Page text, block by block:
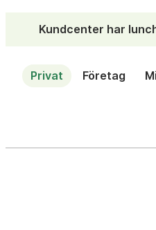
Kundcenter har
Privat Företag